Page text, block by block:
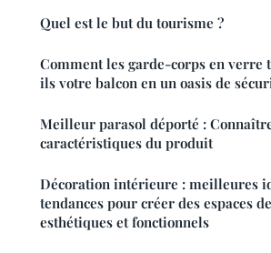
Quel est le but du tourisme ?
Comment les garde-corps en verre
ils votre balcon en un oasis de
Meilleur parasol déporté :
caractéristiques du produit
Décoration intérieure : meilleures
tendances pour créer des espaces
esthétiques et fonctionnels